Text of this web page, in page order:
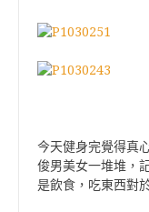
今天健身完覺得真
俊男美女一堆堆 ，
是飲食，吃東西對